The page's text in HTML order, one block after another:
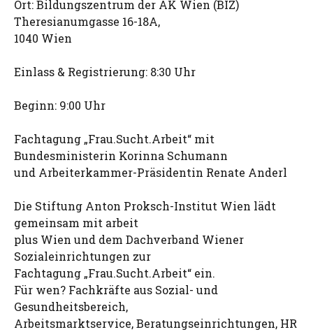
Ort: Bildungszentrum der AK Wien (BIZ)
Theresianumgasse 16-18A,
1040 Wien
Einlass & Registrierung: 8:30 Uhr
Beginn: 9:00 Uhr
Fachtagung „Frau.Sucht.Arbeit“ mit
Bundesministerin Korinna Schumann
und Arbeiterkammer-Präsidentin Renate Anderl
Die Stiftung Anton Proksch-Institut Wien lädt
gemeinsam mit arbeit
plus Wien und dem Dachverband Wiener
Sozialeinrichtungen zur
Fachtagung „Frau.Sucht.Arbeit“ ein.
Für wen? Fachkräfte aus Sozial- und
Gesundheitsbereich,
Arbeitsmarktservice, Beratungseinrichtungen, HR